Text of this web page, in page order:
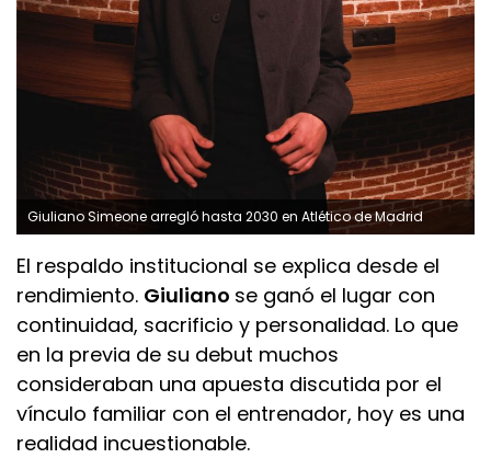
Giuliano Simeone arregló hasta 2030 en Atlético de Madrid
El respaldo institucional se explica desde el
rendimiento. Giuliano se ganó el lugar con
continuidad, sacrificio y personalidad. Lo que
en la previa de su debut muchos
consideraban una apuesta discutida por el
vínculo familiar con el entrenador, hoy es una
realidad incuestionable.